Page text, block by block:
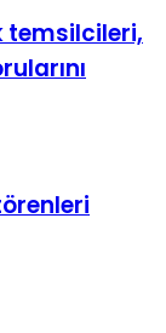
temsilcileri,